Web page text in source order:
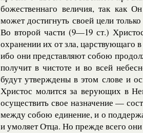
божественнаго величия, так как
может достигнуть своей цели
Во второй части (9—19 ст.)
охранении их от зла, царствующаго
ибо они представляют собою
получит в чистоте и во всей
будут утверждены в этом слове и
Христос молится за верующих в
осуществить свое назначение —
между собою единение, и о
и умоляет Отца. Но прежде всего